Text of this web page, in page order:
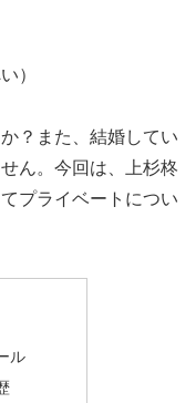
）
？また、結婚してい
ん。今回は、上杉柊
プライベートについ
ル